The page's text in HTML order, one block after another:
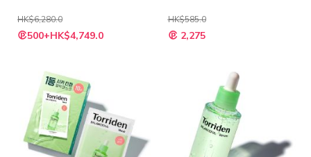
HK$6,280.0
特
殊 500+HK$4,749.0
HK$585.0
特
殊 2,275